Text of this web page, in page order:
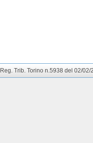
Trib. Torino n.5938 del 02/02/